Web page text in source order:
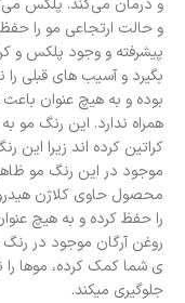
پیشرفته و وجود پلکس و
بگیرد و آسیب های قبلی
بوده و به هیچ عنوان
همراه ندارد. این رنگ مو
کراتین کرده اند زیرا
موجود در این رنگ مو
محصول حاوی کلاژن
را حفظ کرده و به هیچ
روغن آرگان موجود در
ی شما کمک کرده، موها
جلوگیری میکند.